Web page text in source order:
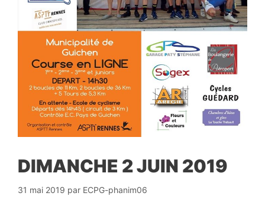
DIMANCHE 2 JUIN 2019
31 mai 2019 par ECPG-phanim06